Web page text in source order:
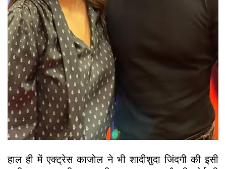
हाल ही में एक्ट्रेस काजोल ने भी शादीशुदा जिंदगी की इसी